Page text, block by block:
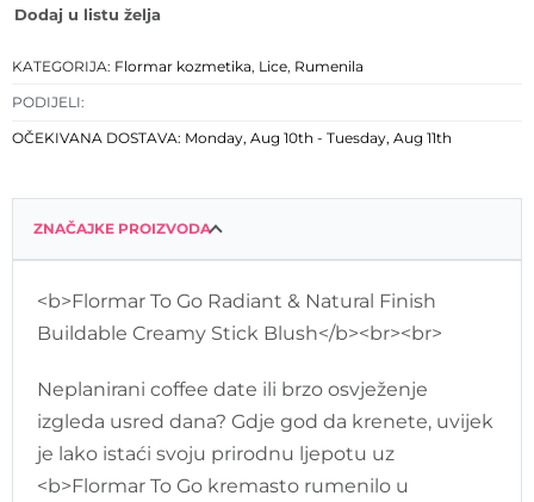
Dodaj u listu želja
KATEGORIJA: Flormar kozmetika, Lice, Rumenila
PODIJELI:
OČEKIVANA DOSTAVA: Monday, Aug 10th - Tuesday, Aug 11th
ZNAČAJKE PROIZVODA
<b>Flormar To Go Radiant & Natural Finish
Buildable Creamy Stick Blush</b><br><br>
Neplanirani coffee date ili brzo osvježenje
izgleda usred dana? Gdje god da krenete, uvijek
je lako istaći svoju prirodnu ljepotu uz
<b>Flormar To Go kremasto rumenilo u